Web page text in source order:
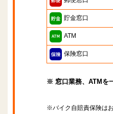
貯金窓口
ATM
保険窓口
※ 窓口業務、ATMを
※バイク自賠責保険は